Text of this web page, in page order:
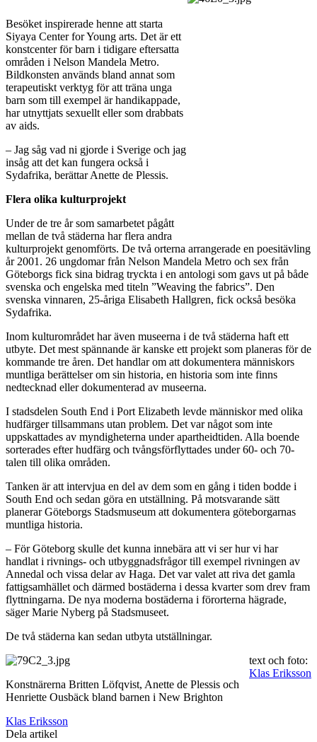
Besöket inspirerade henne att starta
Siyaya Center for Young arts. Det är ett
konstcenter för barn i tidigare eftersatta
områden i Nelson Mandela Metro.
Bildkonsten används bland annat som
terapeutiskt verktyg för att träna unga
barn som till exempel är handikappade,
har utnyttjats sexuellt eller som drabbats
av aids.
– Jag såg vad ni gjorde i Sverige och jag
insåg att det kan fungera också i
Sydafrika, berättar Anette de Plessis.
Flera olika kulturprojekt
Under de tre år som samarbetet pågått
mellan de två städerna har flera andra
kulturprojekt genomförts. De två orterna arrangerade en poesitävling
år 2001. 26 ungdomar från Nelson Mandela Metro och sex från
Göteborgs fick sina bidrag tryckta i en antologi som gavs ut på både
svenska och engelska med titeln ”Weaving the fabrics”. Den
svenska vinnaren, 25-åriga Elisabeth Hallgren, fick också besöka
Sydafrika.
Inom kulturområdet har även museerna i de två städerna haft ett
utbyte. Det mest spännande är kanske ett projekt som planeras för de
kommande tre åren. Det handlar om att dokumentera människors
muntliga berättelser om sin historia, en historia som inte finns
nedtecknad eller dokumenterad av museerna.
I stadsdelen South End i Port Elizabeth levde människor med olika
hudfärger tillsammans utan problem. Det var något som inte
uppskattades av myndigheterna under apartheidtiden. Alla boende
sorterades efter hudfärg och tvångsförflyttades under 60- och 70-
talen till olika områden.
Tanken är att intervjua en del av dem som en gång i tiden bodde i
South End och sedan göra en utställning. På motsvarande sätt
planerar Göteborgs Stadsmuseum att dokumentera göteborgarnas
muntliga historia.
– För Göteborg skulle det kunna innebära att vi ser hur vi har
handlat i rivnings- och utbyggnadsfrågor till exempel rivningen av
Annedal och vissa delar av Haga. Det var valet att riva det gamla
fattigsamhället och därmed bostäderna i dessa kvarter som drev fram
flyttningarna. De nya moderna bostäderna i förorterna hägrade,
säger Marie Nyberg på Stadsmuseet.
De två städerna kan sedan utbyta utställningar.
text och foto:
Klas Eriksson
Konstnärerna Britten Löfqvist, Anette de Plessis och
Henriette Ousbäck bland barnen i New Brighton
Klas Eriksson
Dela artikel